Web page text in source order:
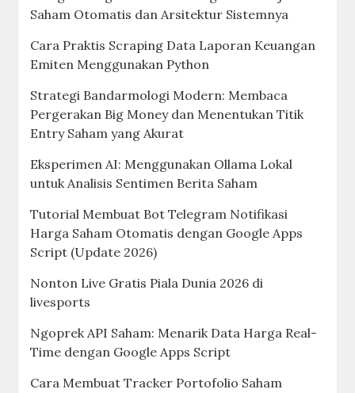
Saham Otomatis dan Arsitektur Sistemnya
Cara Praktis Scraping Data Laporan Keuangan
Emiten Menggunakan Python
Strategi Bandarmologi Modern: Membaca
Pergerakan Big Money dan Menentukan Titik
Entry Saham yang Akurat
Eksperimen AI: Menggunakan Ollama Lokal
untuk Analisis Sentimen Berita Saham
Tutorial Membuat Bot Telegram Notifikasi
Harga Saham Otomatis dengan Google Apps
Script (Update 2026)
Nonton Live Gratis Piala Dunia 2026 di
livesports
Ngoprek API Saham: Menarik Data Harga Real-
Time dengan Google Apps Script
Cara Membuat Tracker Portofolio Saham